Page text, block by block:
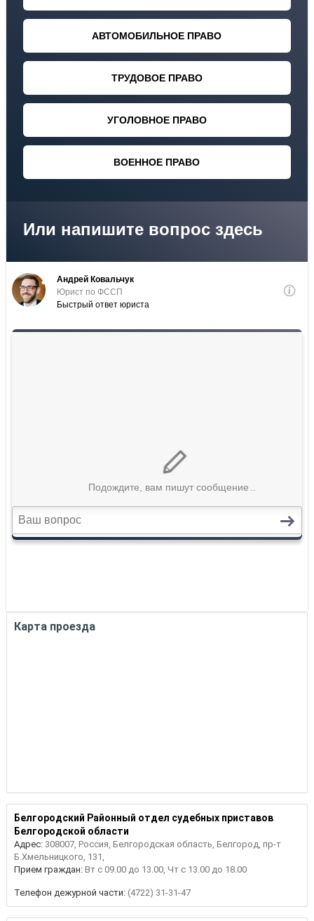
Карта проезда
Белгородский Районный отдел судебных приставов
Белгородской области
Адрес:308007, Россия, Белгородская область, Белгород, пр-т
Б.Хмельницкого, 131,
Прием граждан:Вт с 09.00 до 13.00, Чт с 13.00 до 18.00
Телефон дежурной части:(4722) 31-31-47